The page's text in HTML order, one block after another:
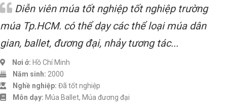
Diễn viên múa tốt nghiệp tốt nghiệp trường
múa Tp.HCM. có thể dạy các thể loại múa dân
gian, ballet, đương đại, nhảy tương tác...
Nơi ở: Hồ Chí Minh
Năm sinh: 2000
Nghề nghiệp: Đã tốt nghiệp
Môn dạy: Múa Ballet, Múa đương đại